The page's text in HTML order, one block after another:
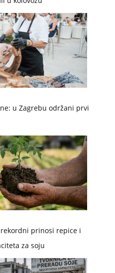
u Zagrebu održani prvi
prinosi repice i
za soju